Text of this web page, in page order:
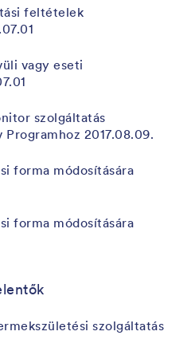
feltételek
vagy eseti
szolgáltatás
Programhoz 2017.08.09.
forma módosítására
forma módosítására
szolgáltatás